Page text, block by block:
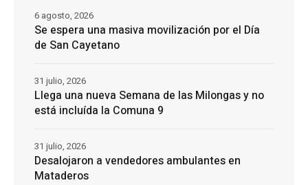
Se espera una masiva movilización por el Día
de San Cayetano
6 agosto, 2026
Llega una nueva Semana de las Milongas y no
está incluída la Comuna 9
31 julio, 2026
Desalojaron a vendedores ambulantes en
Mataderos
31 julio, 2026